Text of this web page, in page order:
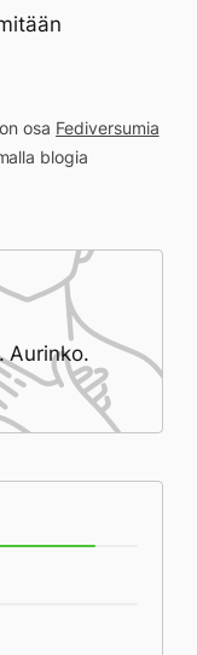
osa Fediversumia
blogia
Aurinko.